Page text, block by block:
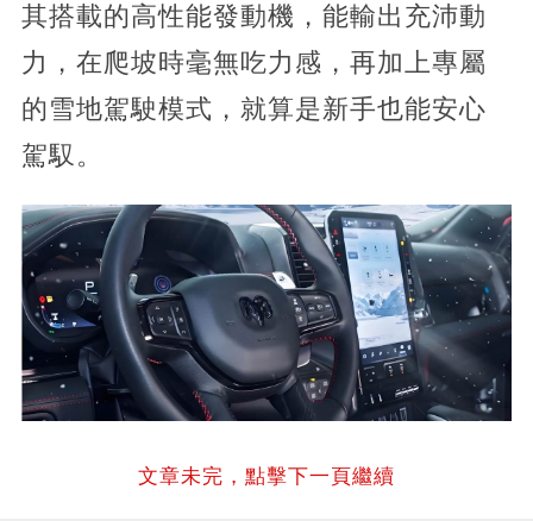
其搭載的高性能發動機，能輸出充沛動
力，在爬坡時毫無吃力感，再加上專屬
的雪地駕駛模式，就算是新手也能安心
駕馭。
文章未完，點擊下一頁繼續